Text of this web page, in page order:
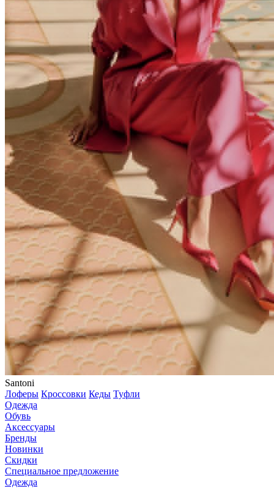
Santoni
Лоферы Кроссовки Кеды Туфли
Одежда
Обувь
Аксессуары
Бренды
Новинки
Скидки
Специальное предложение
Одежда